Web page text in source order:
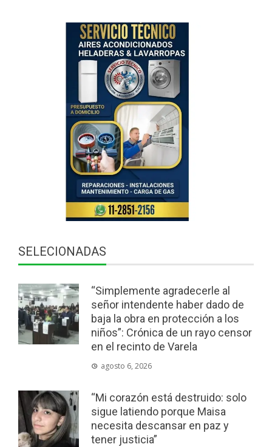
SELECIONADAS
“Simplemente agradecerle al
señor intendente haber dado de
baja la obra en protección a los
niños”: Crónica de un rayo censor
en el recinto de Varela
agosto 6, 2026
“Mi corazón está destruido: solo
sigue latiendo porque Maisa
necesita descansar en paz y
tener justicia”